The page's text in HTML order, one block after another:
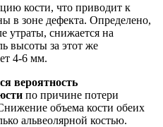
кости, что приводит к
в зоне дефекта. Определено,
утраты, снижается на
высоты за этот же
4-6 мм.
вероятность
по причине потери
объема кости обеих
альвеолярной костью.